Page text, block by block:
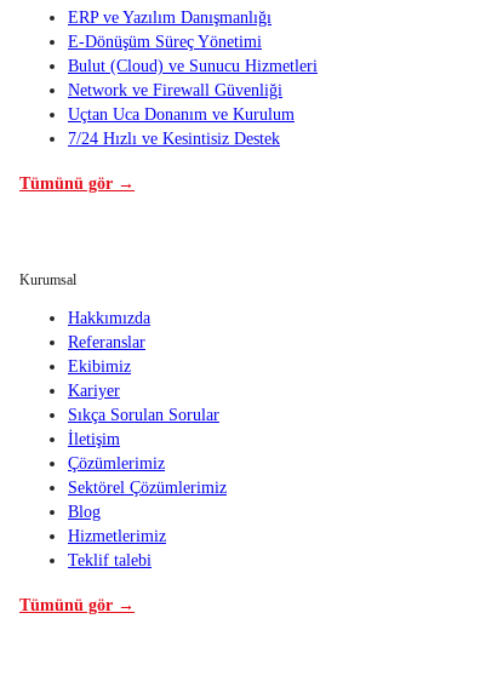
ERP ve Yazılım Danışmanlığı
E-Dönüşüm Süreç Yönetimi
Bulut (Cloud) ve Sunucu Hizmetleri
Network ve Firewall Güvenliği
Uçtan Uca Donanım ve Kurulum
7/24 Hızlı ve Kesintisiz Destek
Tümünü gör →
Kurumsal
Hakkımızda
Referanslar
Ekibimiz
Kariyer
Sıkça Sorulan Sorular
İletişim
Çözümlerimiz
Sektörel Çözümlerimiz
Blog
Hizmetlerimiz
Teklif talebi
Tümünü gör →